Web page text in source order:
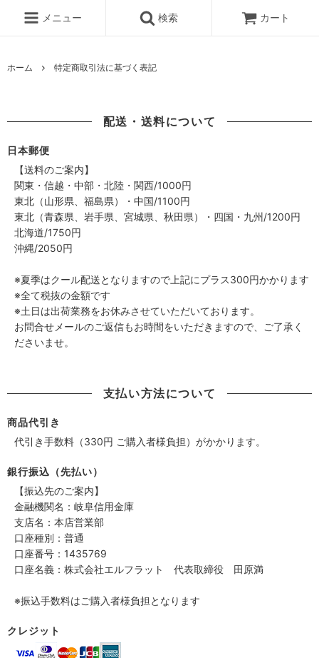
メニュー 検索 カート
ホーム 特定商取引法に基づく表記
配送・送料について
日本郵便
【送料のご案内】
関東・信越・中部・北陸・関西/1000円
東北（山形県、福島県）・中国/1100円
東北（青森県、岩手県、宮城県、秋田県）・四国・九州/1200円
北海道/1750円
沖縄/2050円
※夏季はクール配送となりますので上記にプラス300円かかります
※全て税抜の金額です
※土日は出荷業務をお休みさせていただいております。
お問合せメールのご返信もお時間をいただきますので、ご了承く
ださいませ。
支払い方法について
商品代引き
代引き手数料（330円 ご購入者様負担）がかかります。
銀行振込（先払い）
【振込先のご案内】
金融機関名：岐阜信用金庫
支店名：本店営業部
口座種別：普通
口座番号：1435769
口座名義：株式会社エルフラット 代表取締役 田原満
※振込手数料はご購入者様負担となります
クレジット